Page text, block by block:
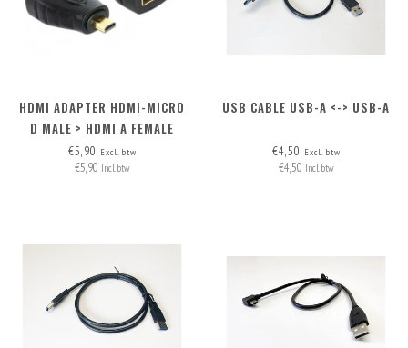
HDMI ADAPTER HDMI-MICRO
D MALE > HDMI A FEMALE
€5,90 Excl. btw
€5,90 Incl. btw
USB CABLE USB-A <-> USB-A
€4,50 Excl. btw
€4,50 Incl. btw